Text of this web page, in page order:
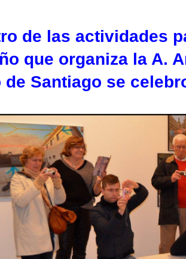
de las actividades
que organiza la A.
de Santiago se